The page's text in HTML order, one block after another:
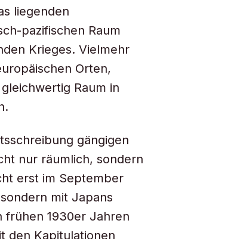
liegenden
pazifischen Raum
Krieges. Vielmehr
Orten,
Raum in
gängigen
nur räumlich, sondern
erst im September
mit Japans
frühen 1930er Jahren
den Kapitulationen